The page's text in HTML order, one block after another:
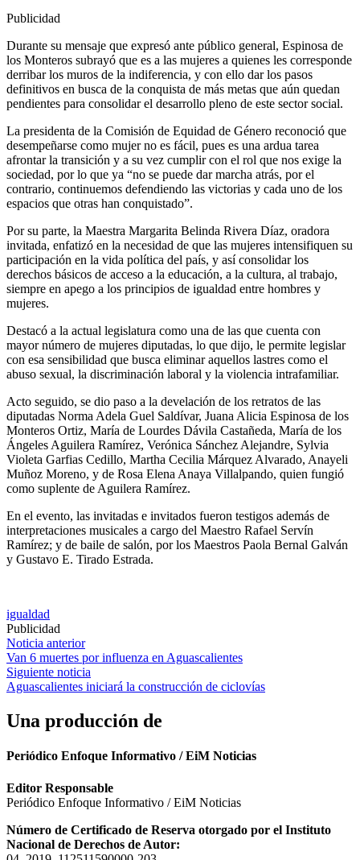
Publicidad
Durante su mensaje que expresó ante público general, Espinosa de
los Monteros subrayó que es a las mujeres a quienes les corresponde
derribar los muros de la indiferencia, y con ello dar los pasos
definitivos en busca de la conquista de más metas que aún quedan
pendientes para consolidar el desarrollo pleno de este sector social.
La presidenta de la Comisión de Equidad de Género reconoció que
desempeñarse como mujer no es fácil, pues es una ardua tarea
afrontar la transición y a su vez cumplir con el rol que nos exige la
sociedad, por lo que ya “no se puede dar marcha atrás, por el
contrario, continuemos defendiendo las victorias y cada uno de los
espacios que otras han conquistado”.
Por su parte, la Maestra Margarita Belinda Rivera Díaz, oradora
invitada, enfatizó en la necesidad de que las mujeres intensifiquen su
participación en la vida política del país, y así consolidar los
derechos básicos de acceso a la educación, a la cultura, al trabajo,
siempre en apego a los principios de igualdad entre hombres y
mujeres.
Destacó a la actual legislatura como una de las que cuenta con
mayor número de mujeres diputadas, lo que dijo, le permite legislar
con esa sensibilidad que busca eliminar aquellos lastres como el
abuso sexual, la discriminación laboral y la violencia intrafamiliar.
Acto seguido, se dio paso a la develación de los retratos de las
diputadas Norma Adela Guel Saldívar, Juana Alicia Espinosa de los
Monteros Ortiz, María de Lourdes Dávila Castañeda, María de los
Ángeles Aguilera Ramírez, Verónica Sánchez Alejandre, Sylvia
Violeta Garfias Cedillo, Martha Cecilia Márquez Alvarado, Anayeli
Muñoz Moreno, y de Rosa Elena Anaya Villalpando, quien fungió
como suplente de Aguilera Ramírez.
En el evento, las invitadas e invitados fueron testigos además de
interpretaciones musicales a cargo del Maestro Rafael Servín
Ramírez; y de baile de salón, por los Maestros Paola Bernal Galván
y Gustavo E. Tirado Estrada.
igualdad
Publicidad
Navegación
de
entradas
Noticia anterior
Van 6 muertes por influenza en Aguascalientes
Siguiente noticia
Aguascalientes iniciará la construcción de ciclovías
Una producción de
Periódico Enfoque Informativo / EiM Noticias
Editor Responsable
Periódico Enfoque Informativo / EiM Noticias
Número de Certificado de Reserva otorgado por el Instituto
Nacional de Derechos de Autor: